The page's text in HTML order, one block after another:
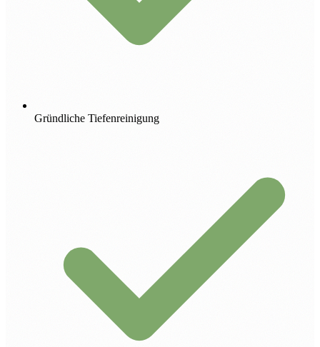
Gründliche Tiefenreinigung